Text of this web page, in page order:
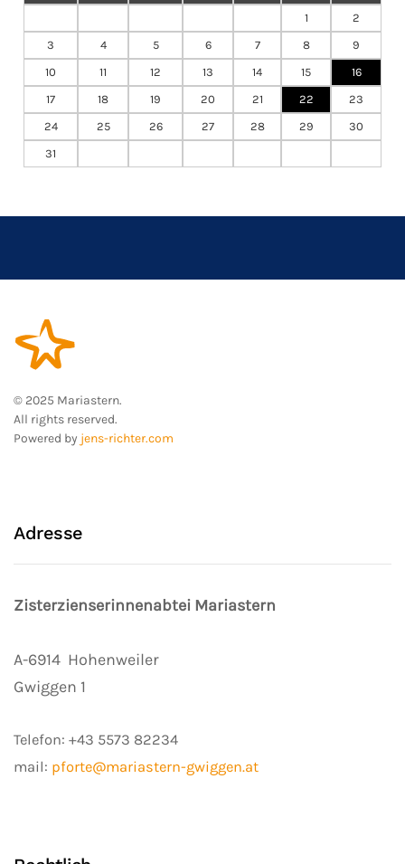
1
2
3
4 5 6 7 8
9
10
11 12 13 14 15
16
17
18 19 20 21 22
23
24
25 26 27 28 29
30
31
© 2025 Mariastern.
All rights reserved.
Powered by jens-richter.com
Adresse
Zisterzienserinnenabtei Mariastern
A-6914 Hohenweiler
Gwiggen 1
Telefon: +43 5573 82234
mail: pforte@mariastern-gwiggen.at